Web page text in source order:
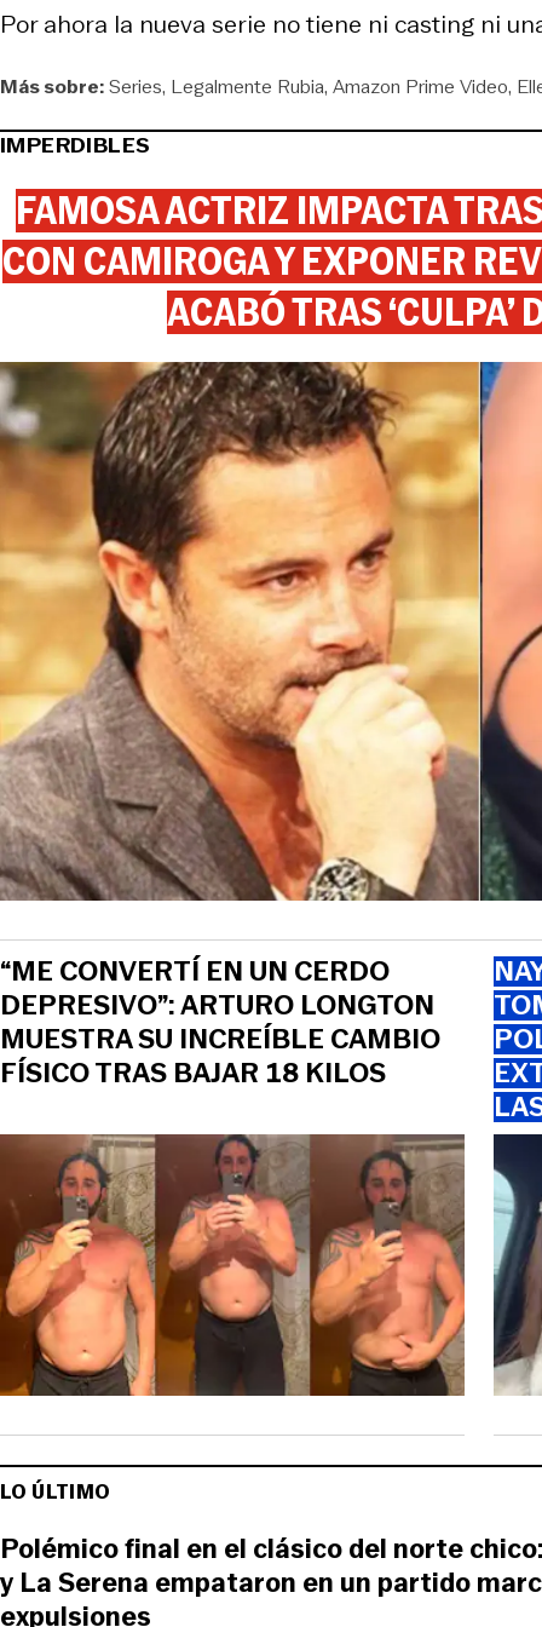
Por ahora la nueva serie no tiene ni casting ni
Más sobre:Series Legalmente Rubia Amazon Prime Video
IMPERDIBLES
FAMOSA ACTRIZ IMPACTA
CON CAMIROGA Y EXPONER
ACABÓ TRAS ‘CULPA’
“ME CONVERTÍ EN UN CERDO
DEPRESIVO”: ARTURO LONGTON
MUESTRA SU INCREÍBLE CAMBIO
FÍSICO TRAS BAJAR 18 KILOS
LO ÚLTIMO
Polémico final en el clásico del norte
y La Serena empataron en un partido
expulsiones